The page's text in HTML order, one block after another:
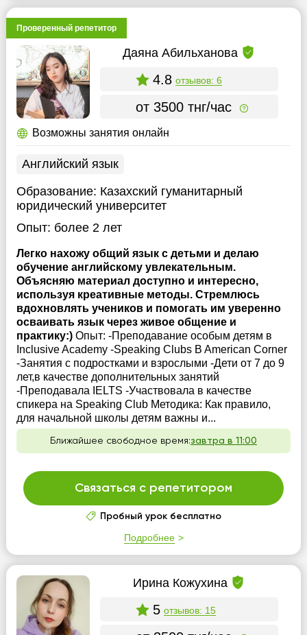
Проверенный репетитор
Даяна Абильханова
4.8 отзывов: 6
от 3500 тнг/час
Возможны занятия онлайн
Английский язык
Образование: Казахский гуманитарный
юридический университет
Опыт: более 2 лет
Легко нахожу общий язык с детьми и делаю
обучение английскому увлекательным.
Объясняю материал доступно и интересно,
используя креативные методы. Стремлюсь
вдохновлять учеников и помогать им уверенно
осваивать язык через живое общение и
практику:) Опыт: -Преподавание особым детям в
Inclusive Academy -Speaking Clubs B American Corner
-Занятия с подростками и взрослыми -Дети от 7 до 9
лет,в качестве дополнительных занятий
-Преподавала IELTS -Участвовала в качестве
спикера на Speaking Club Методика: Как правило,
для начальной школы детям важны и...
Ближайшее свободное время:завтра в 11:00
Связаться с репетитором
Пробный урок бесплатно
Подробнее
Ирина Кожухина
5 отзывов: 15